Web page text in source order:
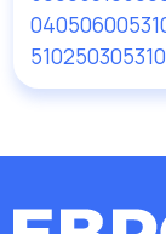
51025030531